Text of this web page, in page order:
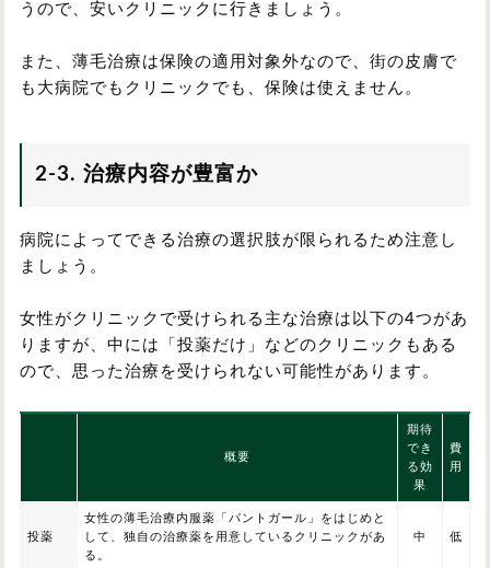
うので、安いクリニックに行きましょう。
また、薄毛治療は保険の適用対象外なので、街の皮膚で
も大病院でもクリニックでも、保険は使えません。
2-3. 治療内容が豊富か
病院によってできる治療の選択肢が限られるため注意し
ましょう。
女性がクリニックで受けられる主な治療は以下の4つがあ
りますが、中には「投薬だけ」などのクリニックもある
ので、思った治療を受けられない可能性があります。
概要
期待
でき
る効
果
費
用
投薬
女性の薄毛治療内服薬「パントガール」をはじめと
して、独自の治療薬を用意しているクリニックがあ
る。
中 低